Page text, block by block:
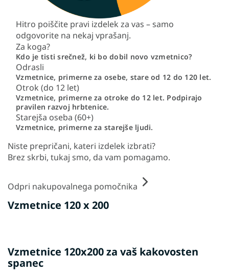
Vzmetnice 120 x 200
Hitro poiščite pravi izdelek za vas – samo
odgovorite na nekaj vprašanj.
Za koga?
Kdo je tisti srečnež, ki bo dobil novo vzmetnico?
Odrasli
Vzmetnice, primerne za osebe, stare od 12 do 120 let.
Otrok (do 12 let)
Vzmetnice, primerne za otroke do 12 let. Podpirajo
pravilen razvoj hrbtenice.
Starejša oseba (60+)
Vzmetnice, primerne za starejše ljudi.
Niste prepričani, kateri izdelek izbrati?
Brez skrbi, tukaj smo, da vam pomagamo.
Odpri nakupovalnega pomočnika
Vzmetnice 120x200 za vaš kakovosten
spanec